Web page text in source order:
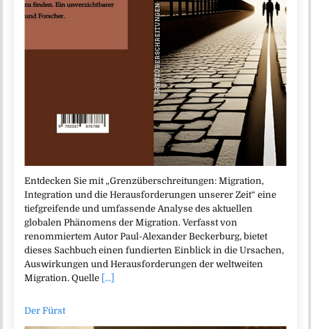
Entdecken Sie mit „Grenzüberschreitungen: Migration,
Integration und die Herausforderungen unserer Zeit“ eine
tiefgreifende und umfassende Analyse des aktuellen
globalen Phänomens der Migration. Verfasst von
renommiertem Autor Paul-Alexander Beckerburg, bietet
dieses Sachbuch einen fundierten Einblick in die Ursachen,
Auswirkungen und Herausforderungen der weltweiten
Migration. Quelle [...]
Der Fürst